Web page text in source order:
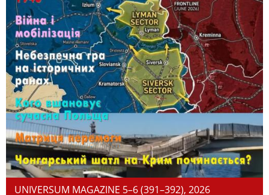
UNIVERSUM MAGAZINE 5–6 (391–392), 2026